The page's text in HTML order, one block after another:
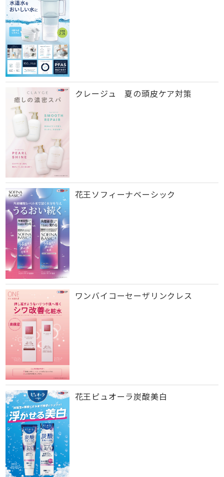
クレージュ 夏の頭皮ケア対策
花王ソフィーナベーシック
ワンバイコーセーザリンクレス
花王ピュオーラ炭酸美白